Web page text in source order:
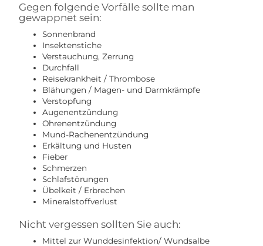
Gegen folgende Vorfälle sollte man
gewappnet sein:
Sonnenbrand
Insektenstiche
Verstauchung, Zerrung
Durchfall
Reisekrankheit / Thrombose
Blähungen / Magen- und Darmkrämpfe
Verstopfung
Augenentzündung
Ohrenentzündung
Mund-Rachenentzündung
Erkältung und Husten
Fieber
Schmerzen
Schlafstörungen
Übelkeit / Erbrechen
Mineralstoffverlust
Nicht vergessen sollten Sie auch:
Mittel zur Wunddesinfektion/ Wundsalbe